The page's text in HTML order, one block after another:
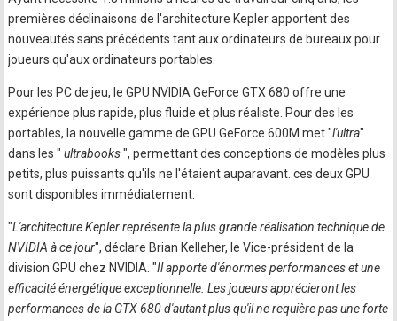
premières déclinaisons de l'architecture Kepler apportent des
nouveautés sans précédents tant aux ordinateurs de bureaux pour
joueurs qu'aux ordinateurs portables.
Pour les PC de jeu, le GPU NVIDIA GeForce GTX 680 offre une
expérience plus rapide, plus fluide et plus réaliste. Pour des les
portables, la nouvelle gamme de GPU GeForce 600M met "l'ultra"
dans les " ultrabooks", permettant des conceptions de modèles plus
petits, plus puissants qu'ils ne l'étaient auparavant. ces deux GPU
sont disponibles immédiatement.
"L'architecture Kepler représente la plus grande réalisation technique de
NVIDIA à ce jour", déclare Brian Kelleher, le Vice-président de la
division GPU chez NVIDIA. "Il apporte d'énormes performances et une
efficacité énergétique exceptionnelle. Les joueurs apprécieront les
performances de la GTX 680 d'autant plus qu'il ne requière pas une forte